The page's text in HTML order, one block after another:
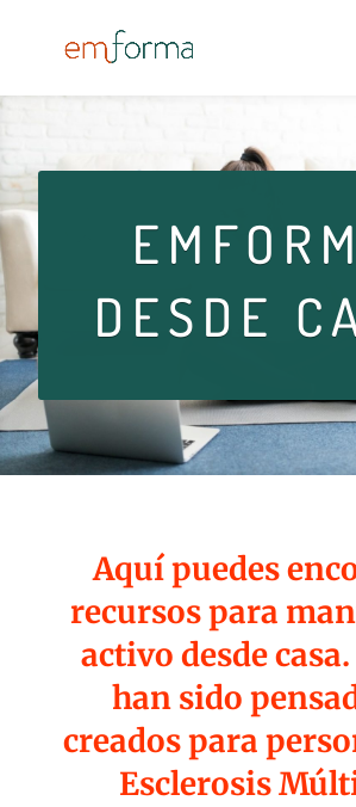
DESDE
Aquí puedes
recursos para
activo desde
han sido
creados para
Esclerosis